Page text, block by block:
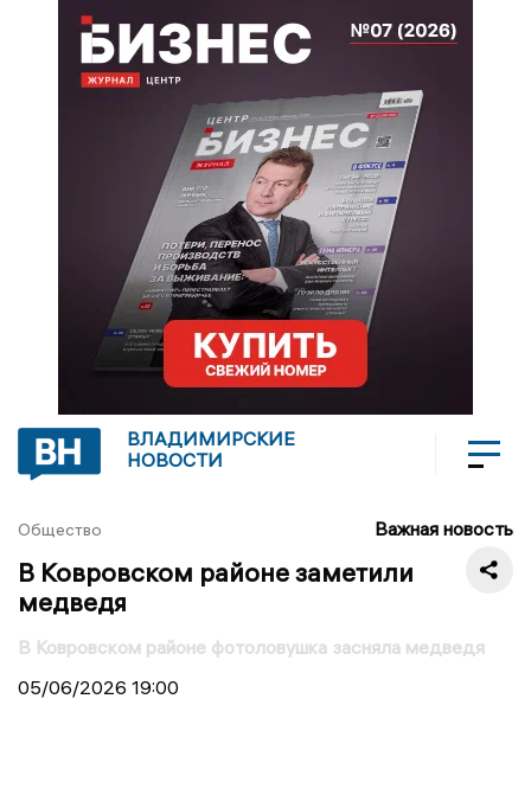
ВЛАДИМИРСКИЕ
НОВОСТИ
Общество Важная новость
В Ковровском районе заметили
медведя
В Ковровском районе фотоловушка засняла медведя
05/06/2026 19:00